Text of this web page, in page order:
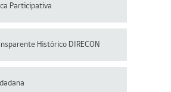
Participativa
Histórico DIRECON